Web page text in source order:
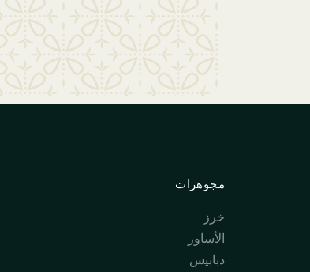
مجوهرات
خرز
الأساور
دبابيس